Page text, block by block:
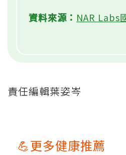
資料來源： NAR Labs
責任編輯葉姿岑
💪更多健康推薦